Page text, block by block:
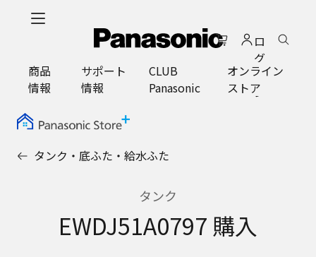
ロ
グ
イ
ン
商品
情報
サポート
情報
CLUB
Panasonic
オンライン
ストア
タンク・底ふた・給水ふた
タンク
EWDJ51A0797 購入